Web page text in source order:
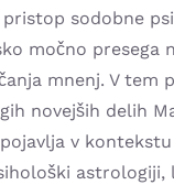
sodobne
močno
mnenj. V tem
novejših delih
v